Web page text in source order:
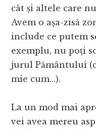
cât și altele care
Avem o așa-zisă
include ce putem
exemplu, nu poți
jurul Pământului
mie cum…).
La un mod mai
vei avea mereu